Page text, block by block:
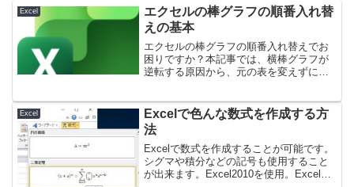
Excel
エクセルの棒グラフの順番入れ替
えの基本
エクセルの棒グラフの順番入れ替えでお
困りですか？本記事では、横棒グラフが
逆転する原因から、元の表を変えずに行
やMac版での操作など、よくあるトラブ
ルも解決し、思い通りの見やすいグラフ
を素早く作成しましょう！
Excel
Excelで色んな数式を作成する方
法
Excelで数式を作成することが可能です。
シグマや積分などの記号も使用すること
が出来ます。Excel2010を使用。Excelで